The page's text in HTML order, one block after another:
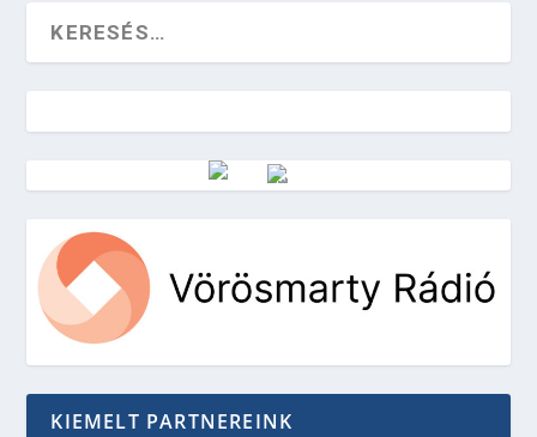
Vörösmarty Rádió
KIEMELT PARTNEREINK